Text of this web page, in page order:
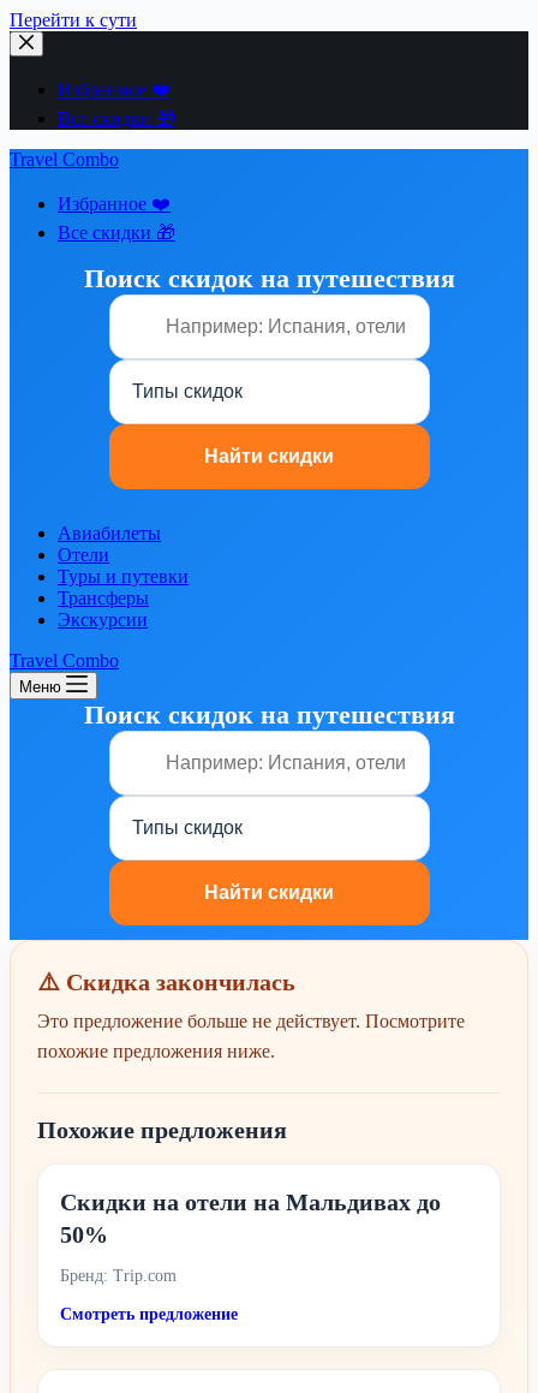
Перейти к сути
Избранное ❤️
Все скидки 🎁
Travel Combo
Избранное ❤️
Все скидки 🎁
Поиск скидок на путешествия
Авиабилеты
Отели
Туры и путевки
Трансферы
Экскурсии
Travel Combo
Меню
Поиск скидок на путешествия
⚠️ Скидка закончилась
Это предложение больше не действует. Посмотрите
похожие предложения ниже.
Похожие предложения
Скидки на отели на Мальдивах до
50%
Бренд: Trip.com
Смотреть предложение